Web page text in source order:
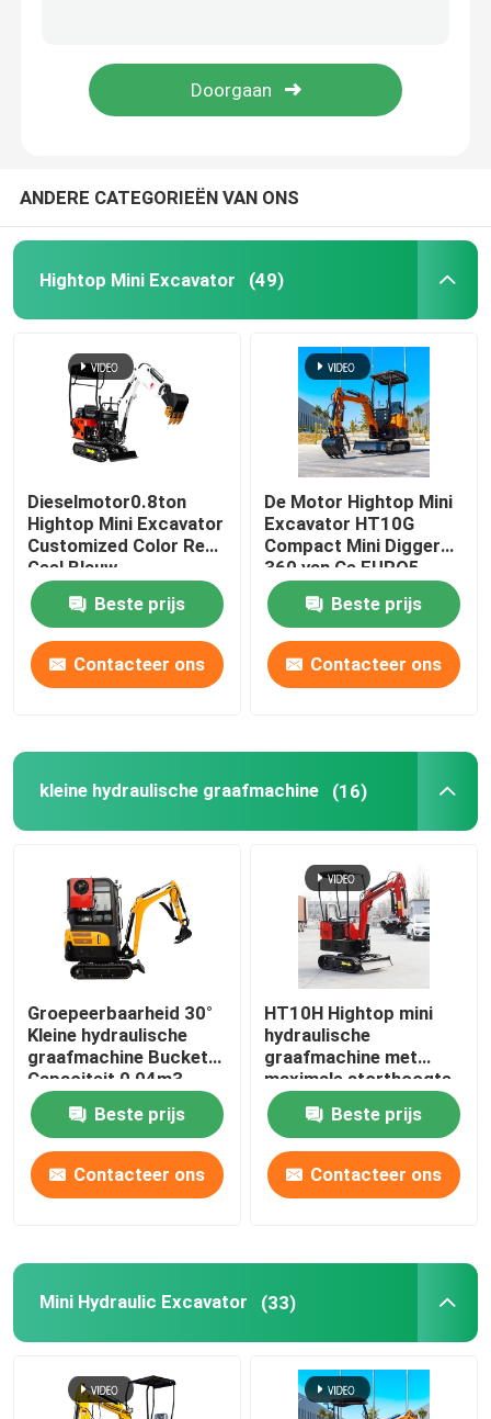
Mini Skid Steer Loader
Mini Crawler Dumper
De Tractor van het landbouwlandbouwbedrijf
Het Schuimmachine van de polyurethaannevel
De Machine van de Polyureanevel
Polyureachemisch product
Opheffend het Werkplatform
De Toebehoren van het bouwmateriaal
Polyurethaanchemisch product
ANDERE CATEGORIEËN VAN ONS
Hightop Mini Excavator (49)
Dieselmotor0.8ton
Hightop Mini Excavator
Customized Color Red
Geel Blauw
Beste prijs
Contacteer ons
De Motor Hightop Mini
Excavator HT10G
Compact Mini Digger
360 van Ce EURO5
roteert
Beste prijs
Contacteer ons
kleine hydraulische graafmachine (16)
Groepeerbaarheid 30°
Kleine hydraulische
graafmachine Bucket
Capaciteit 0,04m3
Spoorwijdte 180mm
Beste prijs
Contacteer ons
HT10H Hightop mini
hydraulische
graafmachine met
maximale storthoogte
van 1850 mm
Beste prijs
Contacteer ons
Mini Hydraulic Excavator (33)